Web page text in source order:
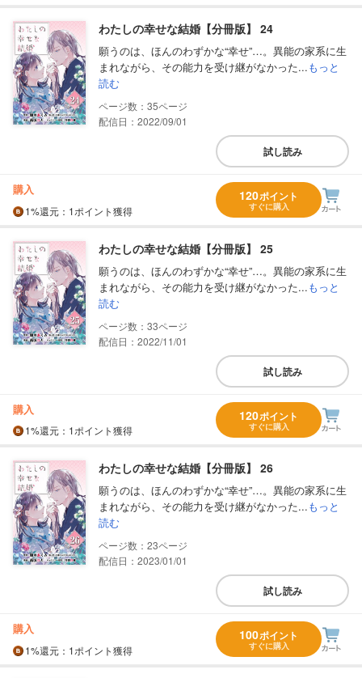
わたしの幸せな結婚【分冊版】 24
願うのは、ほんのわずかな“幸せ”…。異能の家系に生
まれながら、その能力を受け継がなかった...もっと
読む
35
配信日：2022/09/01
試し読み
購入
1%還元 ：1ポイント獲得
120ポイント
すぐに購入
わたしの幸せな結婚【分冊版】 25
願うのは、ほんのわずかな“幸せ”…。異能の家系に生
まれながら、その能力を受け継がなかった...もっと
読む
33
配信日：2022/11/01
試し読み
購入
1%還元 ：1ポイント獲得
120ポイント
すぐに購入
わたしの幸せな結婚【分冊版】 26
願うのは、ほんのわずかな“幸せ”…。異能の家系に生
まれながら、その能力を受け継がなかった...もっと
読む
23
配信日：2023/01/01
試し読み
購入
1%還元 ：1ポイント獲得
100ポイント
すぐに購入